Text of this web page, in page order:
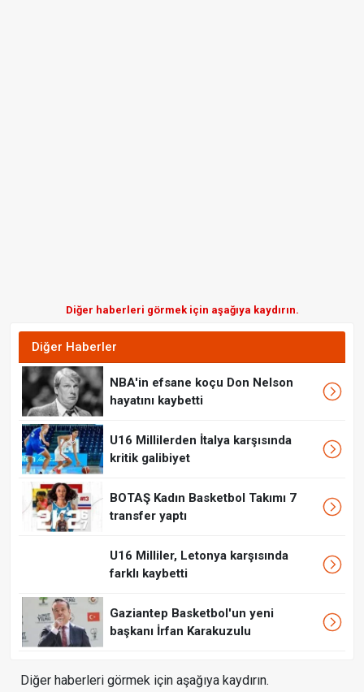
Diğer haberleri görmek için aşağıya kaydırın.
Diğer Haberler
NBA'in efsane koçu Don Nelson
hayatını kaybetti
U16 Millilerden İtalya karşısında
kritik galibiyet
BOTAŞ Kadın Basketbol Takımı 7
transfer yaptı
U16 Milliler, Letonya karşısında
farklı kaybetti
Gaziantep Basketbol'un yeni
başkanı İrfan Karakuzulu
Diğer haberleri görmek için aşağıya kaydırın.